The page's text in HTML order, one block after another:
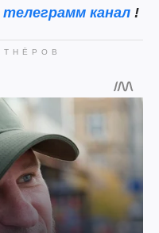
телеграмм канал !